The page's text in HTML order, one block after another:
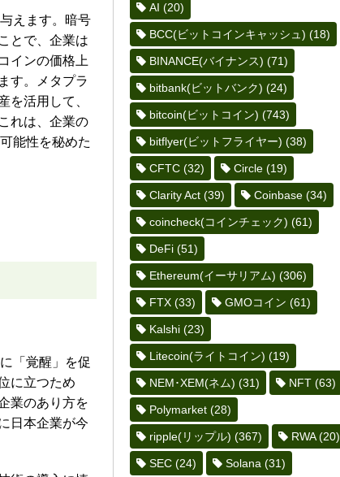
えます。暗号
とで、企業は
インの価格上
す。メタプラ
を活用して、
れは、企業の
能性を秘めた
「覚醒」を促
に立つため
業のあり方を
日本企業が今
AI (20)
BCC(ビットコインキャッシュ) (18)
BINANCE(バイナンス) (71)
bitbank(ビットバンク) (24)
bitcoin(ビットコイン) (743)
bitflyer(ビットフライヤー) (38)
CFTC (32) Circle (19)
Clarity Act (39) Coinbase (34)
coincheck(コインチェック) (61)
DeFi (51)
Ethereum(イーサリアム) (306)
FTX (33) GMOコイン (61)
Kalshi (23)
Litecoin(ライトコイン) (19)
NEM･XEM(ネム) (31) NFT (63)
Polymarket (28)
ripple(リップル) (367) RWA(20)
SEC (24) Solana (31)